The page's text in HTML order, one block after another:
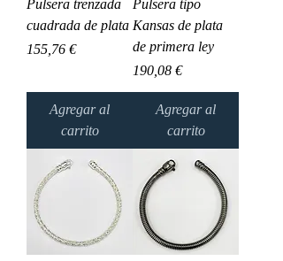
Pulsera trenzada
cuadrada de plata
Precio
155,76 €
Agregar al
carrito
Pulsera tipo
Kansas de plata
de primera ley
Precio
190,08 €
Agregar al
carrito